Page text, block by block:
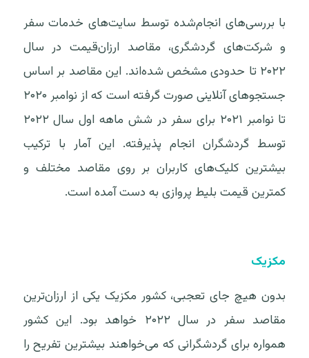
با بررسی‌های انجام‌شده توسط سایت‌های خدمات سفر
و شرکت‌های گردشگری، مقاصد ارزان‌قیمت در سال
۲۰۲۲ تا حدودی مشخص شده‌اند. این مقاصد بر اساس
جستجوهای آنلاینی صورت گرفته است که از نوامبر ۲۰۲۰
تا نوامبر ۲۰۲۱ برای سفر در شش ماهه اول سال ۲۰۲۲
توسط گردشگران انجام پذیرفته. این آمار با ترکیب
بیشترین کلیک‌های کاربران بر روی مقاصد مختلف و
کمترین قیمت بلیط پروازی به دست آمده است.
مکزیک
بدون هیچ جای تعجبی، کشور مکزیک یکی از ارزان‌ترین
مقاصد سفر در سال ۲۰۲۲ خواهد بود. این کشور
همواره برای گردشگرانی که می‌خواهند بیشترین تفریح را